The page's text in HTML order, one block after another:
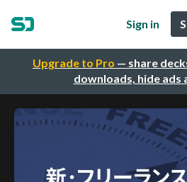
Upgrade to Pro — share
downloads, hide ads
Sign in